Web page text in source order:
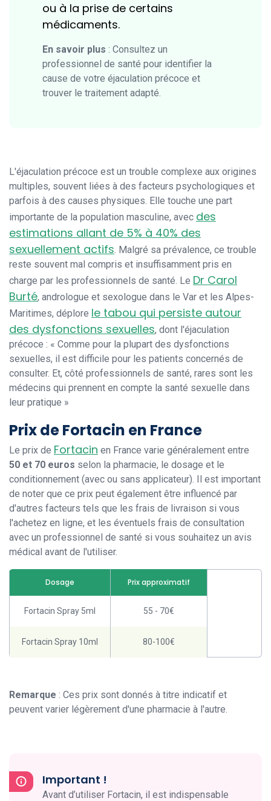
ou à la prise de certains
médicaments.
En savoir plus : Consultez un
professionnel de santé pour identifier la
cause de votre éjaculation précoce et
trouver le traitement adapté.
L'éjaculation précoce est un trouble complexe aux origines
multiples, souvent liées à des facteurs psychologiques et
parfois à des causes physiques. Elle touche une part
importante de la population masculine, avec des
estimations allant de 5% à 40% des
sexuellement actifs. Malgré sa prévalence, ce trouble
reste souvent mal compris et insuffisamment pris en
charge par les professionnels de santé. Le Dr Carol
Burté, andrologue et sexologue dans le Var et les Alpes-
Maritimes, déplore le tabou qui persiste autour
des dysfonctions sexuelles, dont l'éjaculation
précoce : « Comme pour la plupart des dysfonctions
sexuelles, il est difficile pour les patients concernés de
consulter. Et, côté professionnels de santé, rares sont les
médecins qui prennent en compte la santé sexuelle dans
leur pratique »
Prix de Fortacin en France
Le prix de Fortacin en France varie généralement entre
50 et 70 euros selon la pharmacie, le dosage et le
conditionnement (avec ou sans applicateur). Il est important
de noter que ce prix peut également être influencé par
d'autres facteurs tels que les frais de livraison si vous
l'achetez en ligne, et les éventuels frais de consultation
avec un professionnel de santé si vous souhaitez un avis
médical avant de l'utiliser.
Dosage Prix approximatif
Fortacin Spray 5ml 55 - 70€
Fortacin Spray 10ml 80-100€
Remarque : Ces prix sont donnés à titre indicatif et
peuvent varier légèrement d'une pharmacie à l'autre.
Important !
Avant d’utiliser Fortacin, il est indispensable